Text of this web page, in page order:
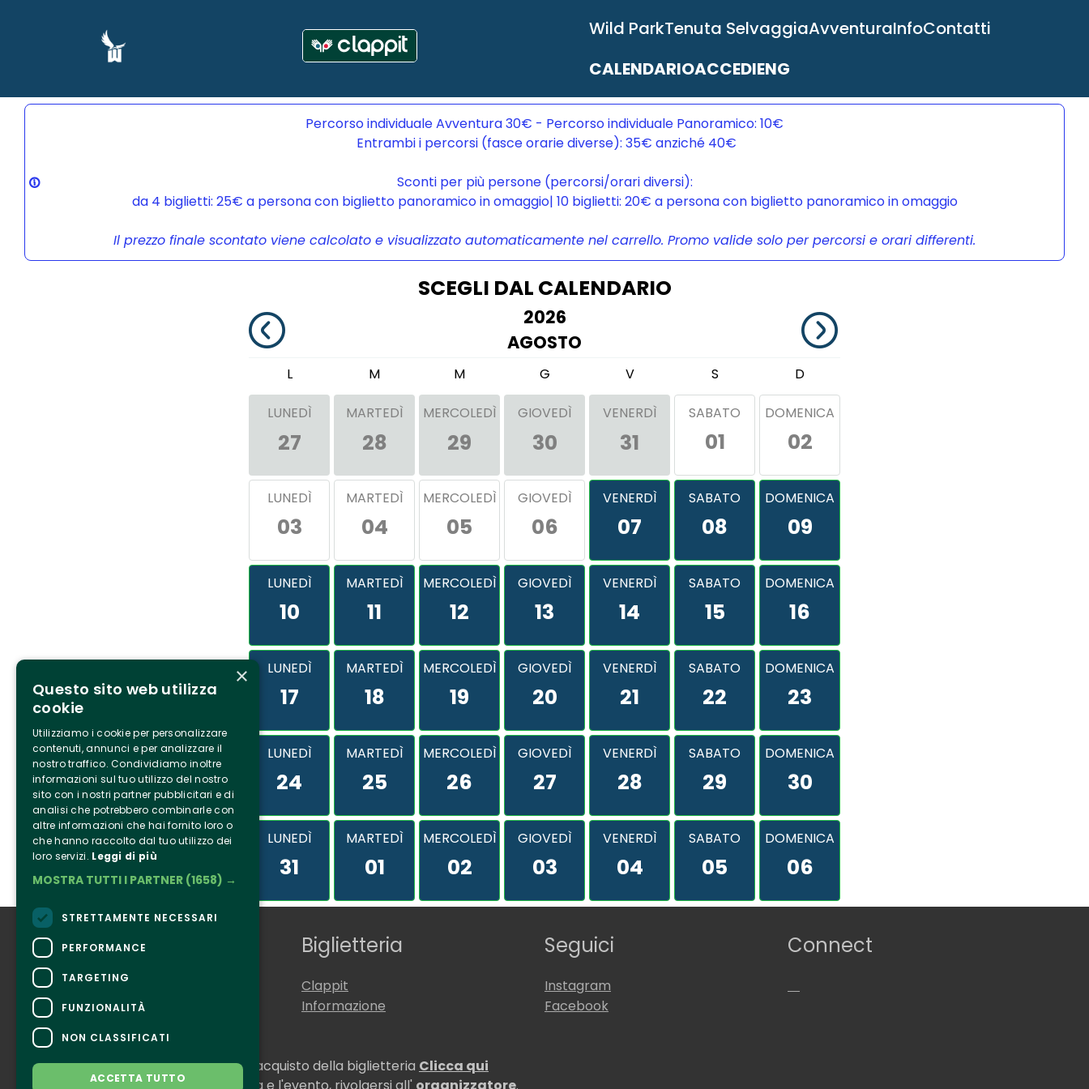
Wild ParkTenuta SelvaggiaAvventuraInfoContatti
CALENDARIOACCEDIENG
Percorso individuale Avventura 30€ - Percorso individuale Panoramico: 10€
Entrambi i percorsi (fasce orarie diverse): 35€ anziché 40€
Sconti per più persone (percorsi/orari diversi):
da 4 biglietti: 25€ a persona con biglietto panoramico in omaggio| 10 biglietti: 20€ a persona con biglietto panoramico in omaggio
Il prezzo finale scontato viene calcolato e visualizzato automaticamente nel carrello. Promo valide solo per percorsi e orari differenti.
SCEGLI DAL CALENDARIO
2026
AGOSTO
L M M G V S D
LUNEDÌ
27
MARTEDÌ
28
MERCOLEDÌ
29
GIOVEDÌ
30
VENERDÌ
31
SABATO
01
DOMENICA
02
LUNEDÌ
03
MARTEDÌ
04
MERCOLEDÌ
05
GIOVEDÌ
06
VENERDÌ
07
SABATO
08
DOMENICA
09
LUNEDÌ
10
MARTEDÌ
11
MERCOLEDÌ
12
GIOVEDÌ
13
VENERDÌ
14
SABATO
15
DOMENICA
16
LUNEDÌ
17
MARTEDÌ
18
MERCOLEDÌ
19
GIOVEDÌ
20
VENERDÌ
21
SABATO
22
DOMENICA
23
LUNEDÌ
24
MARTEDÌ
25
MERCOLEDÌ
26
GIOVEDÌ
27
VENERDÌ
28
SABATO
29
DOMENICA
30
LUNEDÌ
31
MARTEDÌ
01
MERCOLEDÌ
02
GIOVEDÌ
03
VENERDÌ
04
SABATO
05
DOMENICA
06
Chi siamo
Tenuta Selvaggia
Contatti
Biglietteria
Clappit
Informazione
Seguici
Instagram
Facebook
Connect
CONTATTI
Per informazioni e supporto all'acquisto della biglietteria Clicca qui
×
Questo sito web utilizza
cookie
Utilizziamo i cookie per personalizzare
contenuti, annunci e per analizzare il
nostro traffico. Condividiamo inoltre
informazioni sul tuo utilizzo del nostro
sito con i nostri partner pubblicitari e di
analisi che potrebbero combinarle con
altre informazioni che hai fornito loro o
che hanno raccolto dal tuo utilizzo dei
loro servizi. Leggi di più
MOSTRA TUTTI I PARTNER (1658) →
STRETTAMENTE NECESSARI
PERFORMANCE
TARGETING
FUNZIONALITÀ
NON CLASSIFICATI
ACCETTA TUTTO